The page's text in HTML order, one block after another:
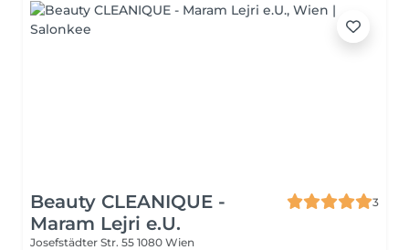
Beauty CLEANIQUE -
Maram Lejri e.U.
3
Josefstädter Str. 55 1080 Wien